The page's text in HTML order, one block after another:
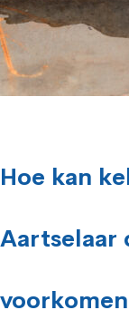
Hoe kan
Aartselaar